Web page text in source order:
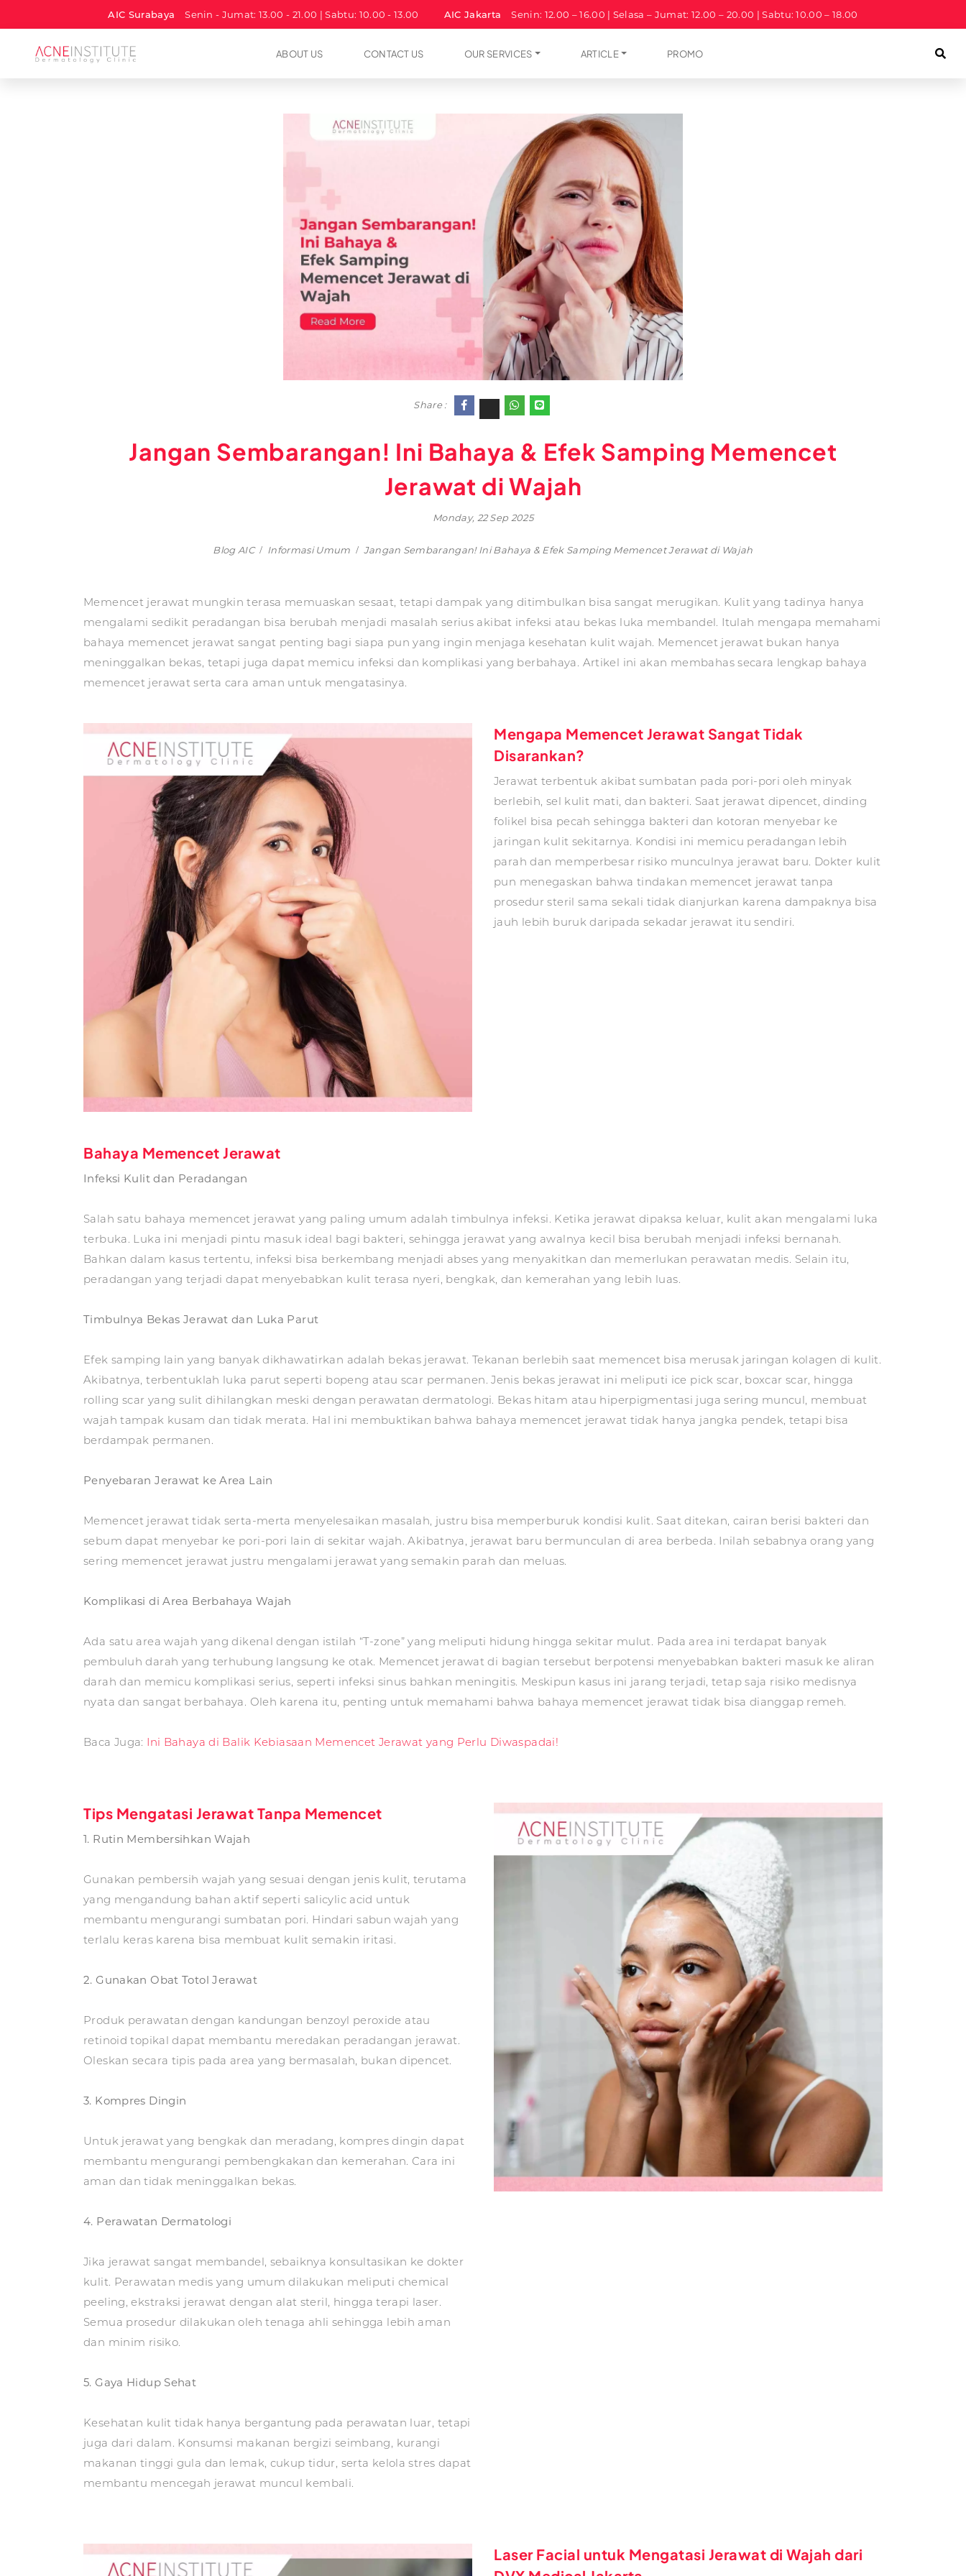
AIC Surabaya Senin - Jumat: 13.00 - 21.00 | Sabtu: 10.00 - 13.00 AIC Jakarta Senin: 12.00 – 16.00 | Selasa – Jumat: 12.00 – 20.00 | Sabtu: 10.00 – 18.00
ABOUT US CONTACT US OUR SERVICES ARTICLE PROMO
Share :
Jangan Sembarangan! Ini Bahaya & Efek Samping Memencet
Jerawat di Wajah
Monday, 22 Sep 2025
Blog AIC Informasi Umum Jangan Sembarangan! Ini Bahaya & Efek Samping Memencet Jerawat di Wajah
Memencet jerawat mungkin terasa memuaskan sesaat, tetapi dampak yang ditimbulkan bisa sangat merugikan. Kulit yang tadinya hanya
mengalami sedikit peradangan bisa berubah menjadi masalah serius akibat infeksi atau bekas luka membandel. Itulah mengapa memahami
bahaya memencet jerawat sangat penting bagi siapa pun yang ingin menjaga kesehatan kulit wajah. Memencet jerawat bukan hanya
meninggalkan bekas, tetapi juga dapat memicu infeksi dan komplikasi yang berbahaya. Artikel ini akan membahas secara lengkap bahaya
memencet jerawat serta cara aman untuk mengatasinya.
Mengapa Memencet Jerawat Sangat Tidak
Disarankan?
Jerawat terbentuk akibat sumbatan pada pori-pori oleh minyak
berlebih, sel kulit mati, dan bakteri. Saat jerawat dipencet, dinding
folikel bisa pecah sehingga bakteri dan kotoran menyebar ke
jaringan kulit sekitarnya. Kondisi ini memicu peradangan lebih
parah dan memperbesar risiko munculnya jerawat baru. Dokter kulit
pun menegaskan bahwa tindakan memencet jerawat tanpa
prosedur steril sama sekali tidak dianjurkan karena dampaknya bisa
jauh lebih buruk daripada sekadar jerawat itu sendiri.
Bahaya Memencet Jerawat
Infeksi Kulit dan Peradangan
Salah satu bahaya memencet jerawat yang paling umum adalah timbulnya infeksi. Ketika jerawat dipaksa keluar, kulit akan mengalami luka
terbuka. Luka ini menjadi pintu masuk ideal bagi bakteri, sehingga jerawat yang awalnya kecil bisa berubah menjadi infeksi bernanah.
Bahkan dalam kasus tertentu, infeksi bisa berkembang menjadi abses yang menyakitkan dan memerlukan perawatan medis. Selain itu,
peradangan yang terjadi dapat menyebabkan kulit terasa nyeri, bengkak, dan kemerahan yang lebih luas.
Timbulnya Bekas Jerawat dan Luka Parut
Efek samping lain yang banyak dikhawatirkan adalah bekas jerawat. Tekanan berlebih saat memencet bisa merusak jaringan kolagen di kulit.
Akibatnya, terbentuklah luka parut seperti bopeng atau scar permanen. Jenis bekas jerawat ini meliputi ice pick scar, boxcar scar, hingga
rolling scar yang sulit dihilangkan meski dengan perawatan dermatologi. Bekas hitam atau hiperpigmentasi juga sering muncul, membuat
wajah tampak kusam dan tidak merata. Hal ini membuktikan bahwa bahaya memencet jerawat tidak hanya jangka pendek, tetapi bisa
berdampak permanen.
Penyebaran Jerawat ke Area Lain
Memencet jerawat tidak serta-merta menyelesaikan masalah, justru bisa memperburuk kondisi kulit. Saat ditekan, cairan berisi bakteri dan
sebum dapat menyebar ke pori-pori lain di sekitar wajah. Akibatnya, jerawat baru bermunculan di area berbeda. Inilah sebabnya orang yang
sering memencet jerawat justru mengalami jerawat yang semakin parah dan meluas.
Komplikasi di Area Berbahaya Wajah
Ada satu area wajah yang dikenal dengan istilah “T-zone” yang meliputi hidung hingga sekitar mulut. Pada area ini terdapat banyak
pembuluh darah yang terhubung langsung ke otak. Memencet jerawat di bagian tersebut berpotensi menyebabkan bakteri masuk ke aliran
darah dan memicu komplikasi serius, seperti infeksi sinus bahkan meningitis. Meskipun kasus ini jarang terjadi, tetap saja risiko medisnya
nyata dan sangat berbahaya. Oleh karena itu, penting untuk memahami bahwa bahaya memencet jerawat tidak bisa dianggap remeh.
Baca Juga: Ini Bahaya di Balik Kebiasaan Memencet Jerawat yang Perlu Diwaspadai!
Tips Mengatasi Jerawat Tanpa Memencet
1. Rutin Membersihkan Wajah
Gunakan pembersih wajah yang sesuai dengan jenis kulit, terutama
yang mengandung bahan aktif seperti salicylic acid untuk
membantu mengurangi sumbatan pori. Hindari sabun wajah yang
terlalu keras karena bisa membuat kulit semakin iritasi.
2. Gunakan Obat Totol Jerawat
Produk perawatan dengan kandungan benzoyl peroxide atau
retinoid topikal dapat membantu meredakan peradangan jerawat.
Oleskan secara tipis pada area yang bermasalah, bukan dipencet.
3. Kompres Dingin
Untuk jerawat yang bengkak dan meradang, kompres dingin dapat
membantu mengurangi pembengkakan dan kemerahan. Cara ini
aman dan tidak meninggalkan bekas.
4. Perawatan Dermatologi
Jika jerawat sangat membandel, sebaiknya konsultasikan ke dokter
kulit. Perawatan medis yang umum dilakukan meliputi chemical
peeling, ekstraksi jerawat dengan alat steril, hingga terapi laser.
Semua prosedur dilakukan oleh tenaga ahli sehingga lebih aman
dan minim risiko.
5. Gaya Hidup Sehat
Kesehatan kulit tidak hanya bergantung pada perawatan luar, tetapi
juga dari dalam. Konsumsi makanan bergizi seimbang, kurangi
makanan tinggi gula dan lemak, cukup tidur, serta kelola stres dapat
membantu mencegah jerawat muncul kembali.
Laser Facial untuk Mengatasi Jerawat di Wajah dari